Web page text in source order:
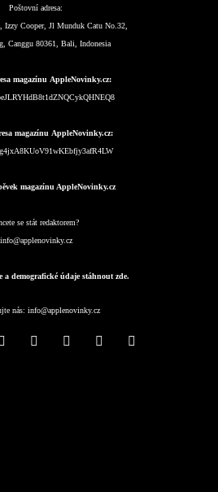
Poštovní adresa:
Izzy Cooper, Jl Munduk Catu No.32,
Canggu 80361, Bali, Indonesia
magazínu AppleNovinky.cz:
magazínu AppleNovinky.cz:
magazínu AppleNovinky.cz
se stát redaktorem?
info@applenovinky.cz
a demografické údaje stáhnout zde.
nás: info@applenovinky.cz